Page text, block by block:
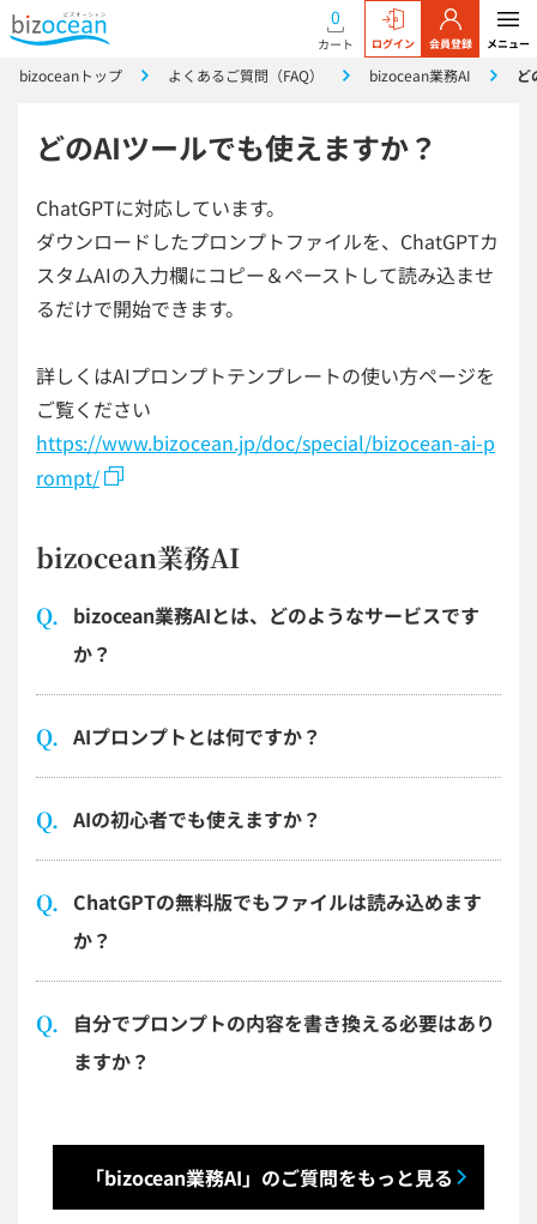
0
カート ログイン 会員登録 メニュー
bizoceanトップ よくあるご質問（FAQ） bizocean業務AI ど
どのAIツールでも使えますか？
ChatGPTに対応しています。
ダウンロードしたプロンプトファイルを、ChatGPTカ
スタムAIの入力欄にコピー＆ペーストして読み込ませ
るだけで開始できます。
詳しくはAIプロンプトテンプレートの使い方ページを
ご覧ください
https://www.bizocean.jp/doc/special/bizocean-ai-p
rompt/
bizocean業務AI
bizocean業務AIとは、どのようなサービスです
か？
AIプロンプトとは何ですか？
AIの初心者でも使えますか？
ChatGPTの無料版でもファイルは読み込めます
か？
自分でプロンプトの内容を書き換える必要はあり
ますか？
「bizocean業務AI」のご質問をもっと見る